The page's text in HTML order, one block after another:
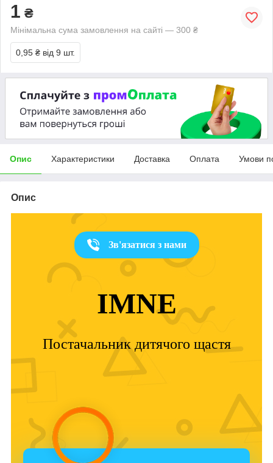
1 ₴
Мінімальна сума замовлення на сайті — 300 ₴
0,95 ₴ від 9 шт.
Опис Характеристики Доставка Оплата Умови
Опис
Зв'язатися з нами
IMNE
Постачальник дитячого щастя